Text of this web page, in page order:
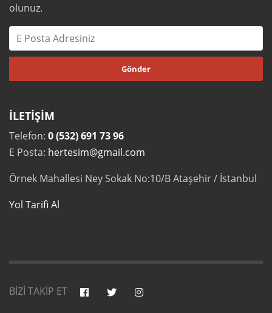
olunuz.
İLETİŞİM
Telefon: 0 (532) 691 73 96
E Posta: hertesim@gmail.com
Örnek Mahallesi Ney Sokak No:10/B Ataşehir / İstanbul
Yol Tarifi Al
BİZİ TAKİP ET